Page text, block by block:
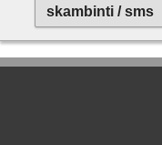
skambinti / sms